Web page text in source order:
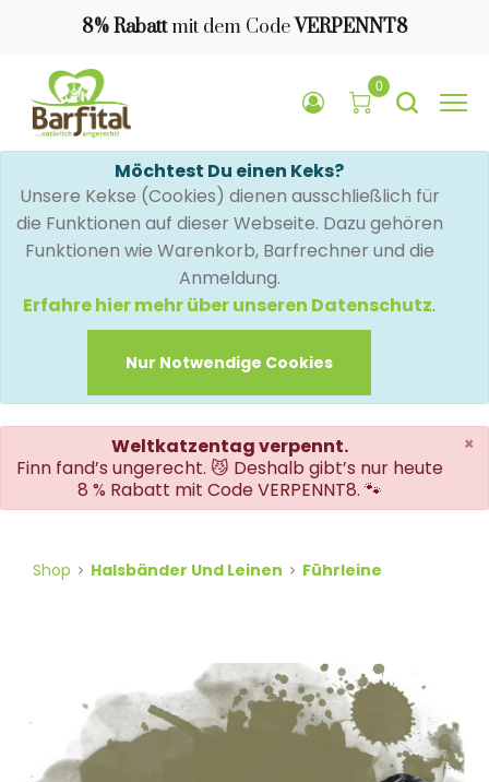
8% Rabattmit dem Code VERPENNT8
0
Möchtest Du einen Keks?
Unsere Kekse (Cookies) dienen ausschließlich für
die Funktionen auf dieser Webseite. Dazu gehören
Funktionen wie Warenkorb, Barfrechner und die
Anmeldung.
Erfahre hier mehr über unseren Datenschutz.
Nur Notwendige Cookies
×
Weltkatzentag verpennt.
Finn fand’s ungerecht. 😼 Deshalb gibt’s nur heute
8 % Rabatt mit Code VERPENNT8. 🐾
Shop Halsbänder Und Leinen Führleine